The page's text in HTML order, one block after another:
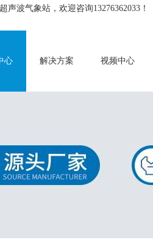
波气象站，欢迎咨询13276362033！
心 解决方案 视频中心